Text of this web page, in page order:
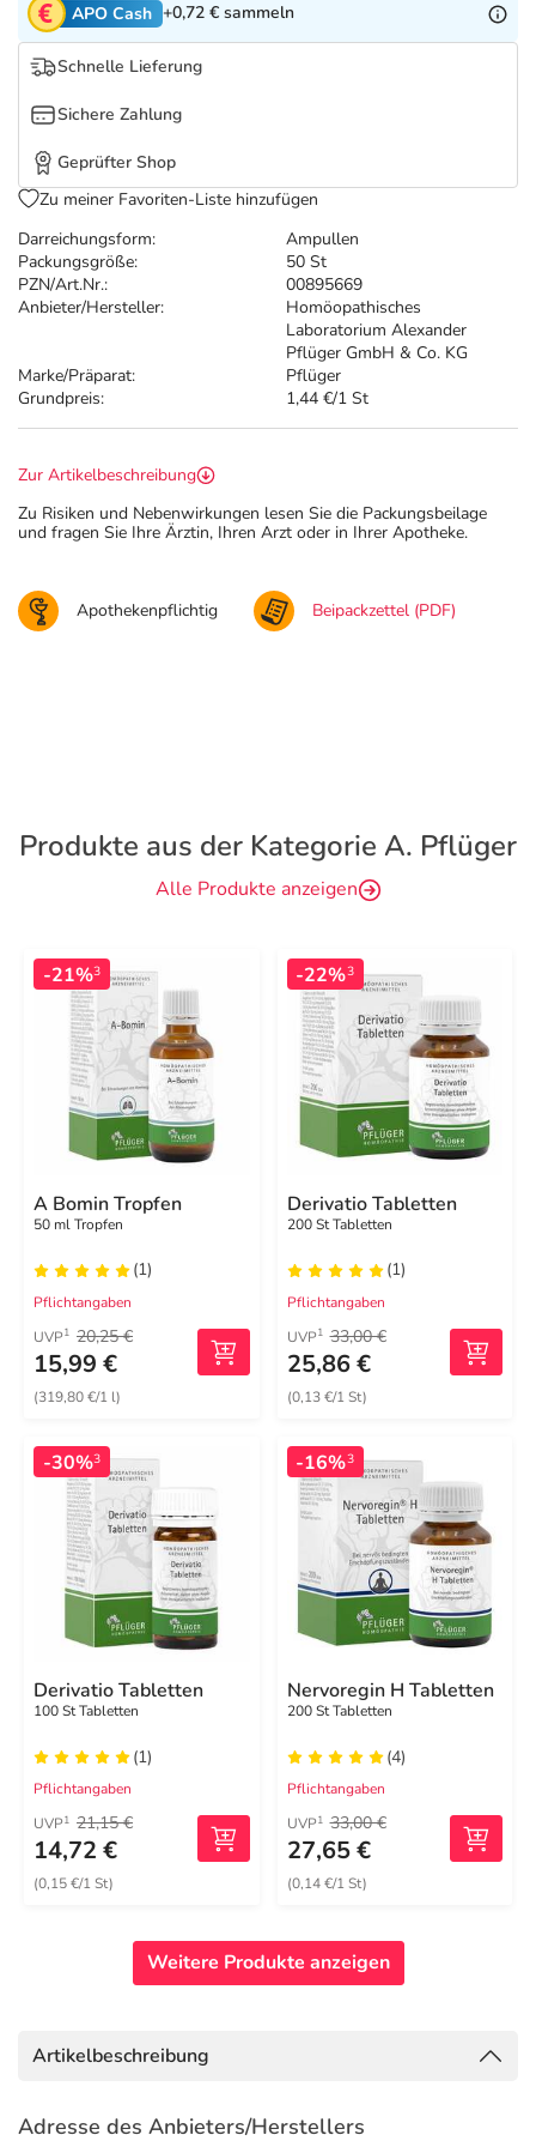
Tierapotheke
Marken
Salus Deals
Darreichungsform:
Ampullen
Packungsgröße:
50 St
PZN/Art.Nr.:
00895669
Anbieter/Hersteller:
Homöopathisches
Laboratorium Alexander
Pflüger GmbH & Co. KG
Marke/Präparat:
Pflüger
Grundpreis:
1,44 €/1 St
APO Cash +0,72 € sammeln
Schnelle Lieferung
Sichere Zahlung
Geprüfter Shop
Zu meiner Favoriten-Liste hinzufügen
Zur Artikelbeschreibung
Zu Risiken und Nebenwirkungen lesen Sie die Packungsbeilage
und fragen Sie Ihre Ärztin, Ihren Arzt oder in Ihrer Apotheke.
Apothekenpflichtig Beipackzettel (PDF)
Produkte aus der Kategorie A. Pflüger
Alle Produkte anzeigen
-21%3
A Bomin Tropfen
50 ml Tropfen
(1)
Pflichtangaben
UVP1 20,25 €
15,99 €
(319,80 €/1 l)
-22%3
Derivatio Tabletten
200 St Tabletten
(1)
Pflichtangaben
UVP1 33,00 €
25,86 €
(0,13 €/1 St)
-30%3
Derivatio Tabletten
100 St Tabletten
(1)
Pflichtangaben
UVP1 21,15 €
14,72 €
(0,15 €/1 St)
-16%3
Nervoregin H Tabletten
200 St Tabletten
(4)
Pflichtangaben
UVP1 33,00 €
27,65 €
(0,14 €/1 St)
Weitere Produkte anzeigen
Artikelbeschreibung
Adresse des Anbieters/Herstellers